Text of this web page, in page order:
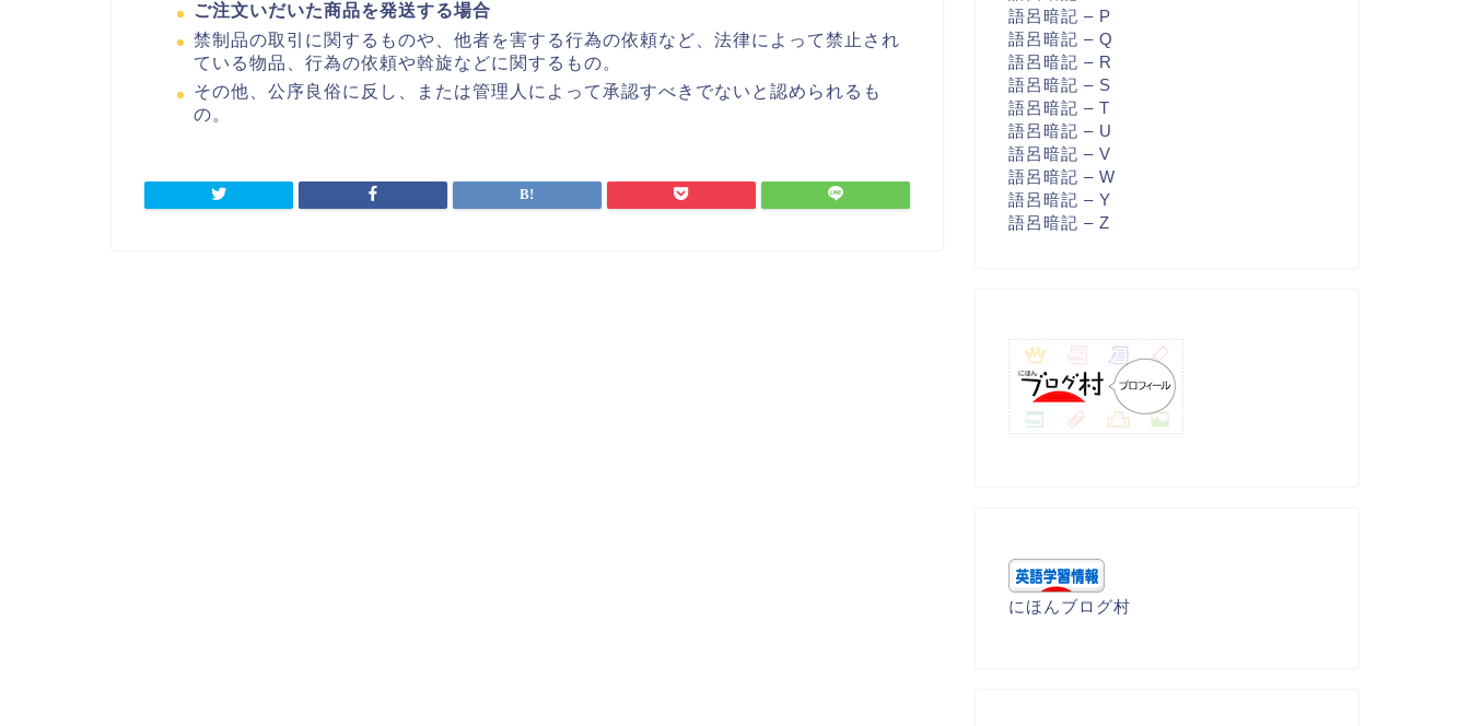
ご注文いだいた商品を発送する場合
禁制品の取引に関するものや、他者を害する行為の依頼など、法律によって禁止され
ている物品、行為の依頼や斡旋などに関するもの。
その他、公序良俗に反し、または管理人によって承認すべきでないと認められるも
の。
語呂暗記 – P
語呂暗記 – Q
語呂暗記 – R
語呂暗記 – S
語呂暗記 – T
語呂暗記 – U
語呂暗記 – V
語呂暗記 – W
語呂暗記 – Y
語呂暗記 – Z
にほんブログ村